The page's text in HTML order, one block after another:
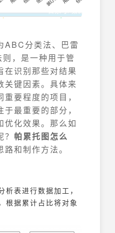
ABC分类法、巴雷
，是一种用于管
在识别那些对结果
关键因素。具体来
要程度的项目，
最重要的部分，
优化效果。那么如
帕累托图怎么
和制作方法。
析表进行数据加工，
根据累计占比将对象